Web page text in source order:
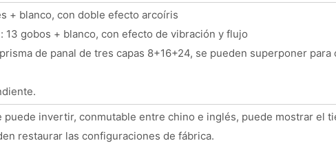
+ blanco, con doble efecto arcoíris
13 gobos + blanco, con efecto de vibración y flujo
de panal de tres capas 8+16+24, se pueden superponer
puede invertir, conmutable entre chino e inglés, puede mostrar el
restaurar las configuraciones de fábrica.